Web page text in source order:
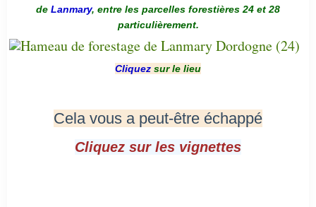
de Lanmary, entre les parcelles forestières 24 et 28
particulièrement.
Cliquez sur le lieu
Cela vous a peut-être échappé
Cliquez sur les vignettes